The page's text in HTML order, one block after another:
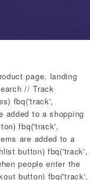
page, landing
// Track
fbq('track',
added to a shopping
fbq('track',
are added to a
button) fbq('track',
people enter the
button) fbq('track',